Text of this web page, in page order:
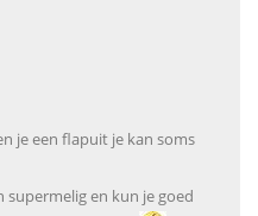
je een flapuit je kan soms
en kun je goed